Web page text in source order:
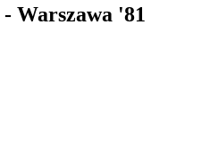
Warszawa '81